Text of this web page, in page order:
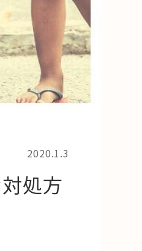
記事検索
2020.1.3
処方